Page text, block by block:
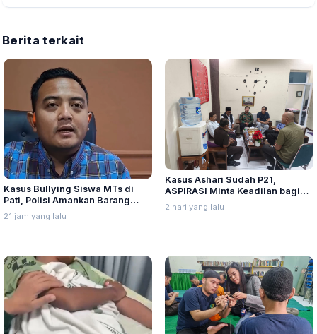
Berita terkait
Kasus Bullying Siswa MTs di
Pati, Polisi Amankan Barang
Bukti dan Periksa Saksi
21 jam yang lalu
Kasus Ashari Sudah P21,
ASPIRASI Minta Keadilan bagi
Korban
2 hari yang lalu